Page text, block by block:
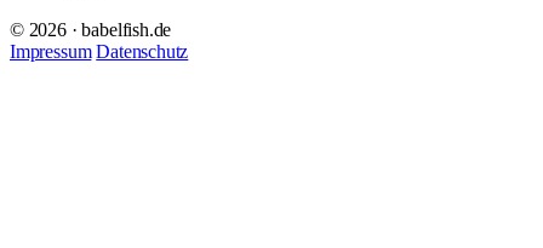
© 2026 · babelfish.de
Impressum Datenschutz